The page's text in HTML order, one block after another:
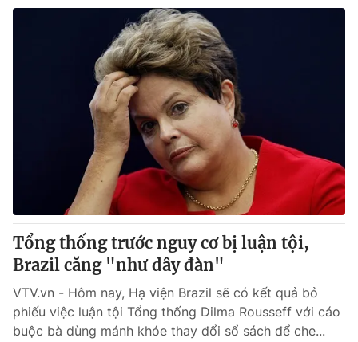
Tổng thống trước nguy cơ bị luận tội,
Brazil căng "như dây đàn"
VTV.vn - Hôm nay, Hạ viện Brazil sẽ có kết quả bỏ
phiếu việc luận tội Tổng thống Dilma Rousseff với cáo
buộc bà dùng mánh khóe thay đổi sổ sách để che...